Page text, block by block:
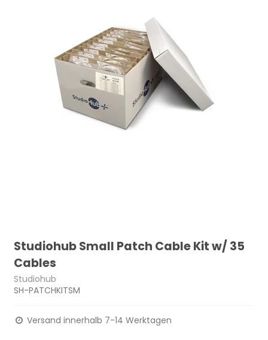
Studiohub Small Patch Cable Kit w/ 35
Cables
Studiohub
SH-PATCHKITSM
Versand innerhalb 7-14 Werktagen